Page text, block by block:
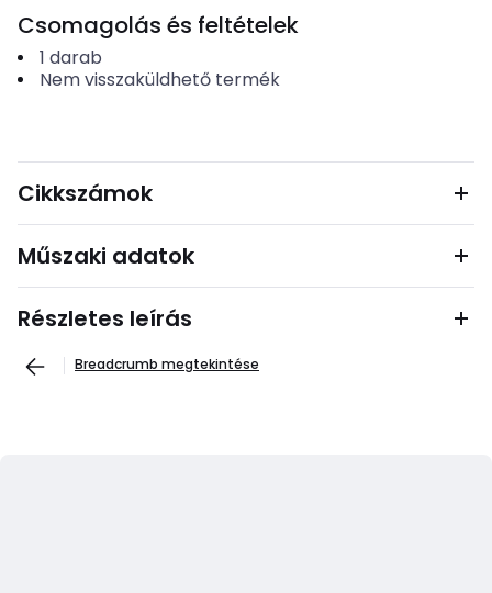
Csomagolás és feltételek
1 darab
Nem visszaküldhető termék
Cikkszámok
Műszaki adatok
Részletes leírás
Breadcrumb megtekintése